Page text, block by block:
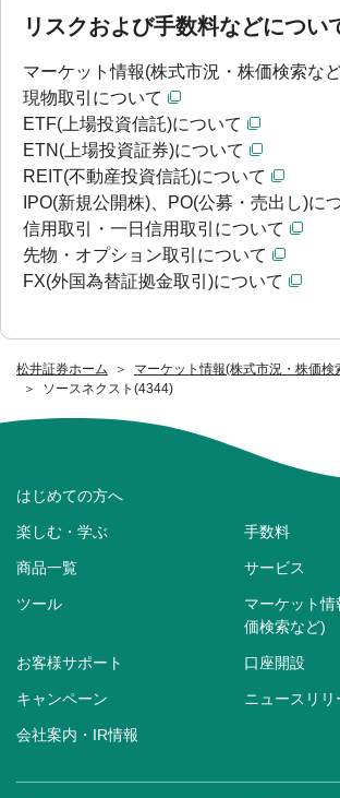
松井証券ホーム
マーケット情報(株式市況・株価検
ソースネクスト(4344)
リスクおよび手数料などについ
マーケット情報(株式市況・株価検索な
現物取引について
ETF(上場投資信託)について
ETN(上場投資証券)について
REIT(不動産投資信託)について
IPO(新規公開株)、PO(公募・売出し)に
信用取引・一日信用取引について
先物・オプション取引について
FX(外国為替証拠金取引)について
はじめての方へ
楽しむ・学ぶ 手数料
商品一覧 サービス
ツール
マーケット
価検索など)
お客様サポート 口座開設
キャンペーン ニュースリリ
会社案内・IR情報